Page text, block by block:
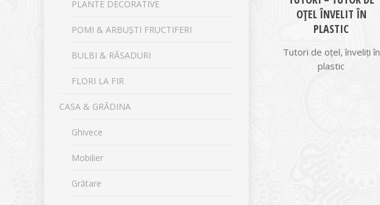
OȚEL ÎNVELIT ÎN
PLASTIC
Tutori de oțel, înveliți în
plastic
PLANTE DECORATIVE
POMI & ARBUȘTI FRUCTIFERI
BULBI & RĂSADURI
FLORI LA FIR
CASA & GRĂDINA
Ghivece
Mobilier
Grătare